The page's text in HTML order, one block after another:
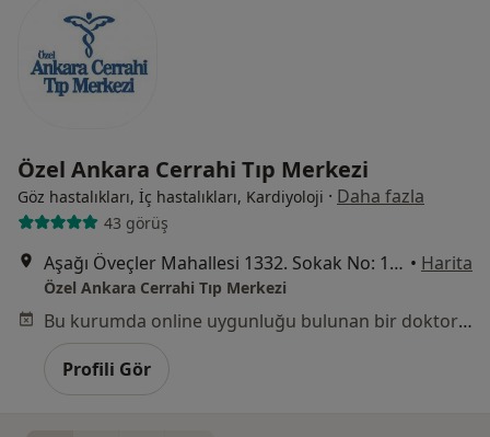
Özel Ankara Cerrahi Tıp Merkezi
Göz hastalıkları, İç hastalıkları, Kardiyoloji · Daha fazla
43 görüş
Aşağı Öveçler Mahallesi 1332. Sokak No: 15, Çankaya • Harita
Özel Ankara Cerrahi Tıp Merkezi
Bu kurumda online uygunluğu bulunan bir doktor veya uzman bulunamadı
Profili Gör